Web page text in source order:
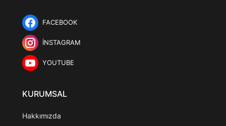
FACEBOOK
İNSTAGRAM
YOUTUBE
KURUMSAL
Hakkımızda